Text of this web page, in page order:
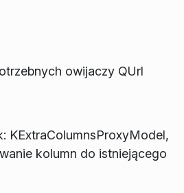
owijaczy QUrl
KExtraColumnsProxyModel,
kolumn do istniejącego